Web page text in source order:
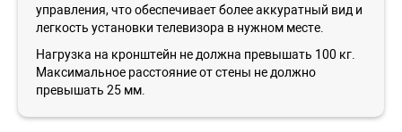
управления, что обеспечивает более аккуратный вид и
легкость установки телевизора в нужном месте.
Нагрузка на кронштейн не должна превышать 100 кг.
Максимальное расстояние от стены не должно
превышать 25 мм.